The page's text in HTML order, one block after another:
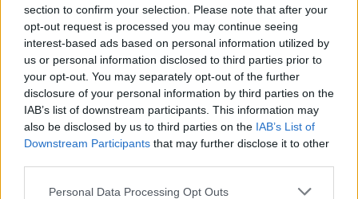
section to confirm your selection. Please note that after your
opt-out request is processed you may continue seeing
interest-based ads based on personal information utilized by
us or personal information disclosed to third parties prior to
your opt-out. You may separately opt-out of the further
disclosure of your personal information by third parties on the
IAB’s list of downstream participants. This information may
also be disclosed by us to third parties on the IAB’s List of
Downstream Participants that may further disclose it to other
Personal Data Processing Opt Outs